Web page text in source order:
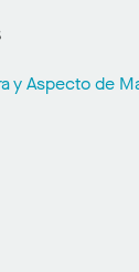
y Aspecto de